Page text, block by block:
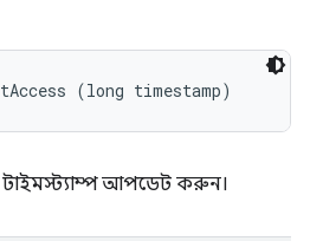
(long timestamp)
টাইমস্ট্যাম্প আপডেট করুন।